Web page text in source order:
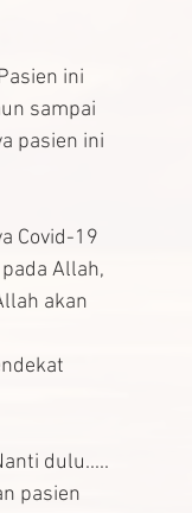
ini
sampai
pasien ini
Covid-19
Allah,
akan
dulu.....
pasien